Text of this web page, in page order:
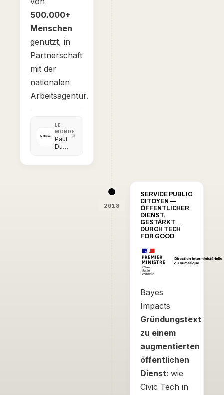
500.000+
Menschen
genutzt, in
Partnerschaft
mit der
nationalen
Arbeitsagentur.
LE
MONDE
Paul
Duan,
2018
SERVICE PUBLIC
CITOYEN —
ÖFFENTLICHER
DIENST,
GESTÄRKT
DURCH TECH
FOR GOOD
Bayes
Impacts
Gründungstext
zu einem
augmentierten
öffentlichen
Dienst: wie
Civic Tech in